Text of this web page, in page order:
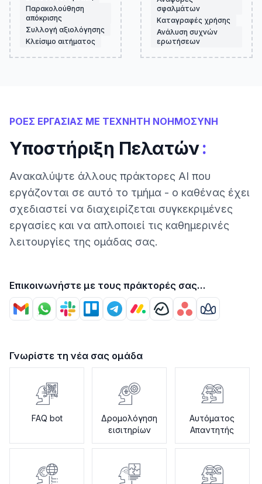
Παρακολούθηση
απόκρισης
Συλλογή αξιολόγησης
Κλείσιμο αιτήματος
σφαλμάτων
Καταγραφές χρήσης
Ανάλυση συχνών
ερωτήσεων
ΡΟΕΣ ΕΡΓΑΣΙΑΣ ΜΕ ΤΕΧΝΗΤΗ ΝΟΗΜΟΣΥΝΗ
Υποστήριξη Πελατών:
Ανακαλύψτε άλλους πράκτορες AI που
εργάζονται σε αυτό το τμήμα - ο καθένας έχει
σχεδιαστεί να διαχειρίζεται συγκεκριμένες
εργασίες και να απλοποιεί τις καθημερινές
λειτουργίες της ομάδας σας.
Επικοινωνήστε με τους πράκτορές σας
χρησιμοποιώντας
Γνωρίστε τη νέα σας ομάδα
FAQ bot
Δρομολόγηση
εισιτηρίων
Αυτόματος
Απαντητής